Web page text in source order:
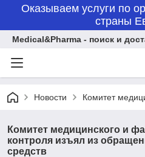
Оказываем услуги по
страны
Medical&Pharma - поиск и
Новости Комитет
Комитет медицинского и
контроля изъял из
средств